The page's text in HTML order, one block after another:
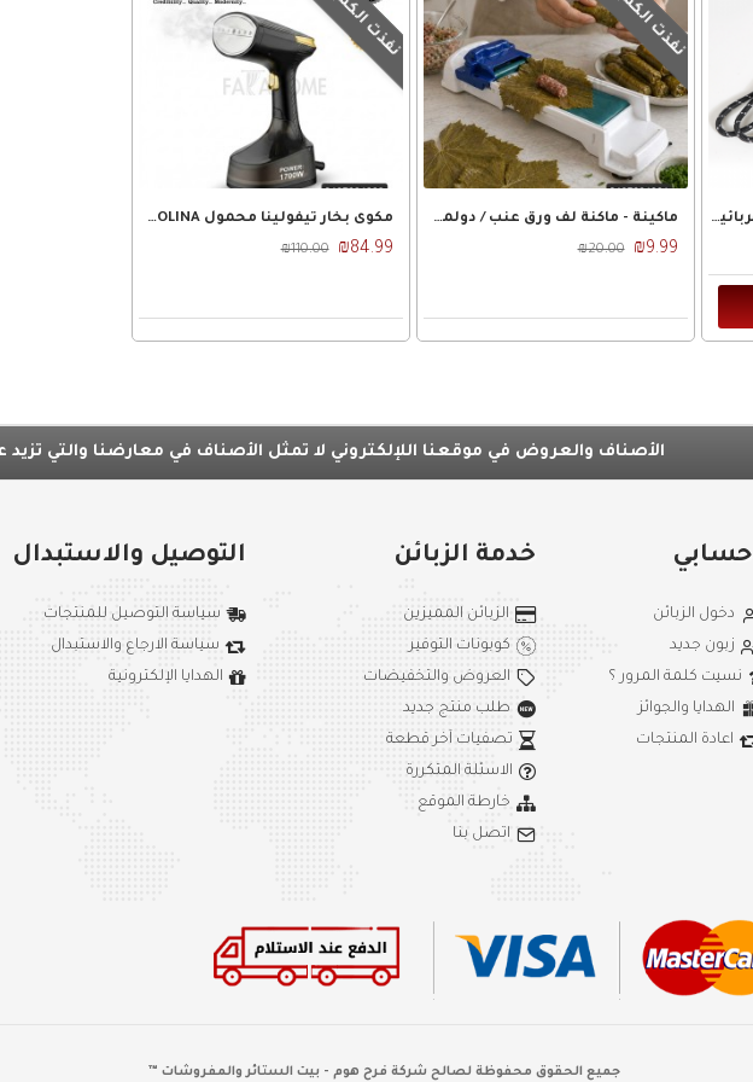
سلك طنجرة كهرباء - خبازة كهربائية وسط
نفذت الكمية
ماكينة - ماكنة لف ورق عنب / دولمة دوالي مكبس DOJMER
₪9.99
₪20.00
نفذت الكمية
مكوى بخار تيفولينا محمول 1700W TEFOLINA
₪84.99
₪110.00
الأصناف والعروض في موقعنا اللإلكتروني لا تمثل الأصناف في معارضنا والتي تزيد عن 10 الآف
حسابي
دخول الزبائن
زبون جديد
نسيت كلمة المرور ؟
الهدايا والجوائز
اعادة المنتجات
خدمة الزبائن
الزبائن المميزين
كوبونات التوفير
العروض والتخفيضات
طلب منتج جديد
تصفيات آخر قطعة
الاسئلة المتكررة
خارطة الموقع
اتصل بنا
التوصيل والاستبدال
سياسة التوصيل للمنتجات
سياسة الارجاع والاستبدال
الهدايا الإلكترونية
جميع الحقوق محفوظة لصالح شركة فرح هوم - بيت الستائر والمفروشات ™